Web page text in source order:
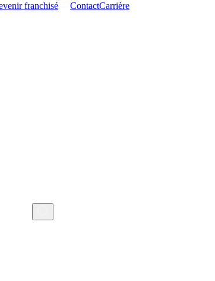
franchisé ContactCarrière